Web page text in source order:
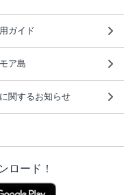
ガイド
ア島
関するお知らせ
ロード！